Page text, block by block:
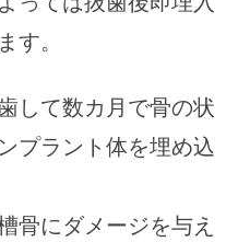
す。
して数カ月で骨の状
プラント体を埋め込
骨にダメージを与え